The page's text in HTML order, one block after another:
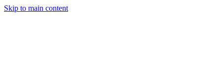
Skip to main content